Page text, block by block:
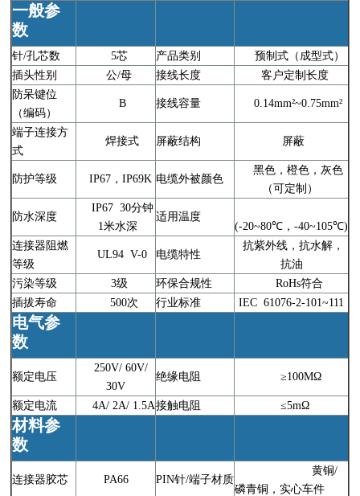
一般参
数
针/孔芯数 5芯 产品类别
预制式（成型式）
插头性别
公/母 接线长度
客户定制长度
防呆键位
（编码）
B 接线容量 0.14mm²~0.75mm²
端子连接方
式
焊接式 屏蔽结构 屏蔽
防护等级 IP67，IP69K 电缆外被颜色
黑色，橙色，灰色
（可定制）
防水深度
IP67 30分钟
1米水深
适用温度
(-20~80℃，-40~105℃)
连接器阻燃
等级
UL94 V-0 电缆特性
抗紫外线，抗水解，
抗油
污染等级
3级 环保合规性
RoHs符合
插拔寿命
500次 行业标准 IEC 61076-2-101~111
电气参
数
额定电压
250V/ 60V/
30V
绝缘电阻 ≥100MΩ
额定电流 4A/ 2A/ 1.5A接触电阻 ≤5mΩ
材料参
数
连接器胶芯 PA66 PIN针/端子材质
黄铜/
磷青铜，实心车件